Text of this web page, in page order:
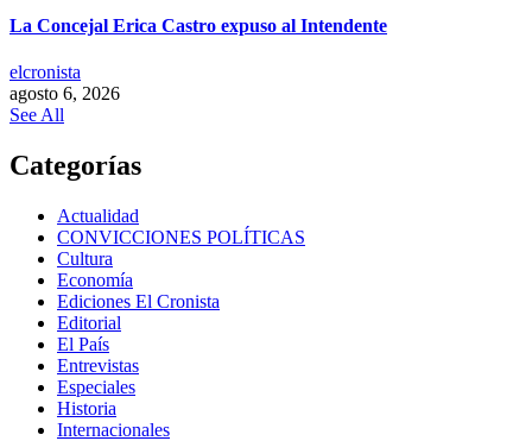
La Concejal Erica Castro expuso al Intendente
elcronista
agosto 6, 2026
See All
Categorías
Actualidad
CONVICCIONES POLÍTICAS
Cultura
Economía
Ediciones El Cronista
Editorial
El País
Entrevistas
Especiales
Historia
Internacionales